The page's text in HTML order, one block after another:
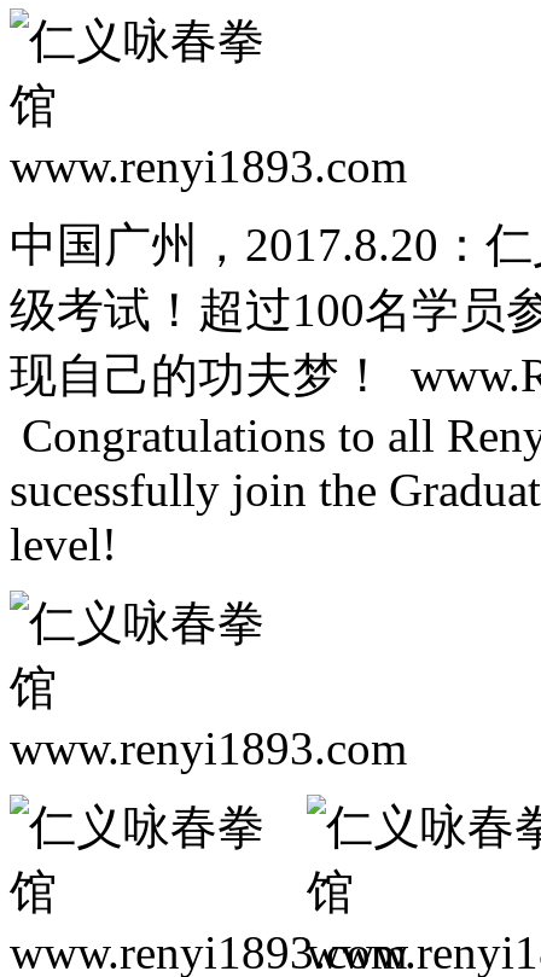
中国广州，2017.8.20：
级考试！超过100名学员
现自己的功夫梦！
Congratulations to all
sucessfully join the
level!